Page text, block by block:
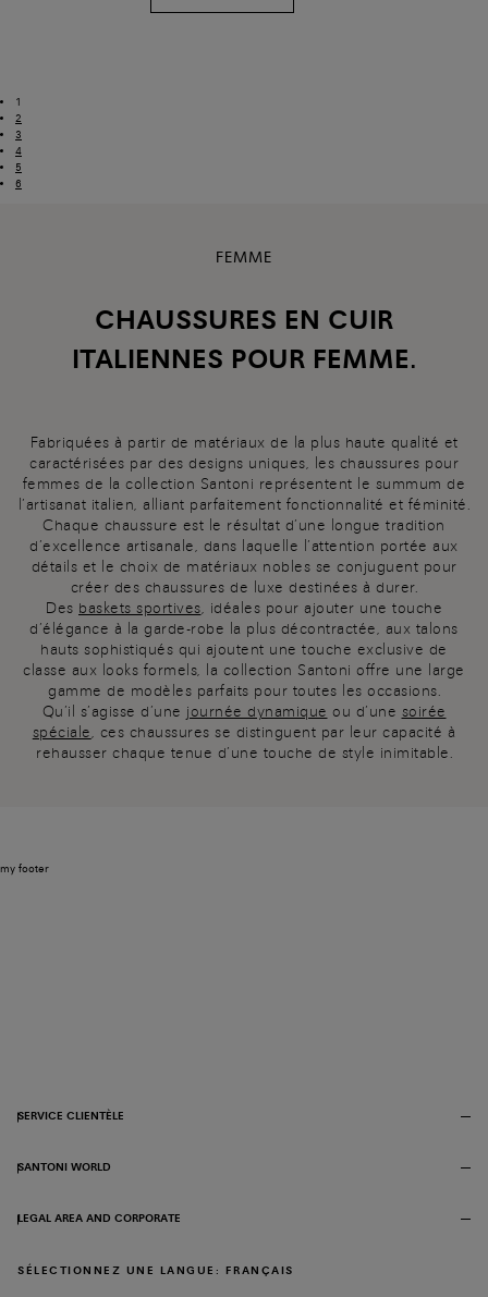
1
2
3
4
5
6
FEMME
CHAUSSURES EN CUIR
ITALIENNES POUR FEMME.
Fabriquées à partir de matériaux de la plus haute qualité et
caractérisées par des designs uniques, les chaussures pour
femmes de la collection Santoni représentent le summum de
l’artisanat italien, alliant parfaitement fonctionnalité et féminité.
Chaque chaussure est le résultat d’une longue tradition
d’excellence artisanale, dans laquelle l’attention portée aux
détails et le choix de matériaux nobles se conjuguent pour
créer des chaussures de luxe destinées à durer.
Des baskets sportives , idéales pour ajouter une touche
d’élégance à la garde-robe la plus décontractée, aux talons
hauts sophistiqués qui ajoutent une touche exclusive de
classe aux looks formels, la collection Santoni offre une large
gamme de modèles parfaits pour toutes les occasions.
Qu’il s’agisse d’une journée dynamique ou d’une soirée
spéciale
, ces chaussures se distinguent par leur capacité à
rehausser chaque tenue d’une touche de style inimitable.
my footer
SERVICE CLIENTÈLE
SANTONI WORLD
LEGAL AREA AND CORPORATE
SÉLECTIONNEZ UNE LANGUE: FRANÇAIS